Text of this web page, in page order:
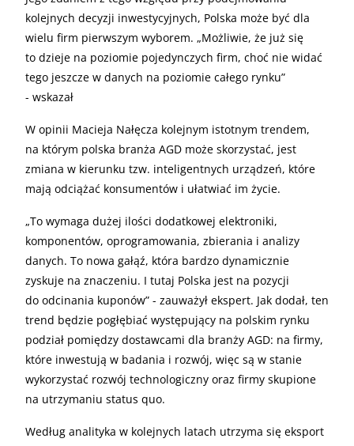
kolejnych decyzji inwestycyjnych, Polska może być dla
wielu firm pierwszym wyborem. „Możliwie, że już się
to dzieje na poziomie pojedynczych firm, choć nie widać
tego jeszcze w danych na poziomie całego rynku”
- wskazał
W opinii Macieja Nałęcza kolejnym istotnym trendem,
na którym polska branża AGD może skorzystać, jest
zmiana w kierunku tzw. inteligentnych urządzeń, które
mają odciążać konsumentów i ułatwiać im życie.
„To wymaga dużej ilości dodatkowej elektroniki,
komponentów, oprogramowania, zbierania i analizy
danych. To nowa gałąź, która bardzo dynamicznie
zyskuje na znaczeniu. I tutaj Polska jest na pozycji
do odcinania kuponów” - zauważył ekspert. Jak dodał, ten
trend będzie pogłębiać występujący na polskim rynku
podział pomiędzy dostawcami dla branży AGD: na firmy,
które inwestują w badania i rozwój, więc są w stanie
wykorzystać rozwój technologiczny oraz firmy skupione
na utrzymaniu status quo.
Według analityka w kolejnych latach utrzyma się eksport